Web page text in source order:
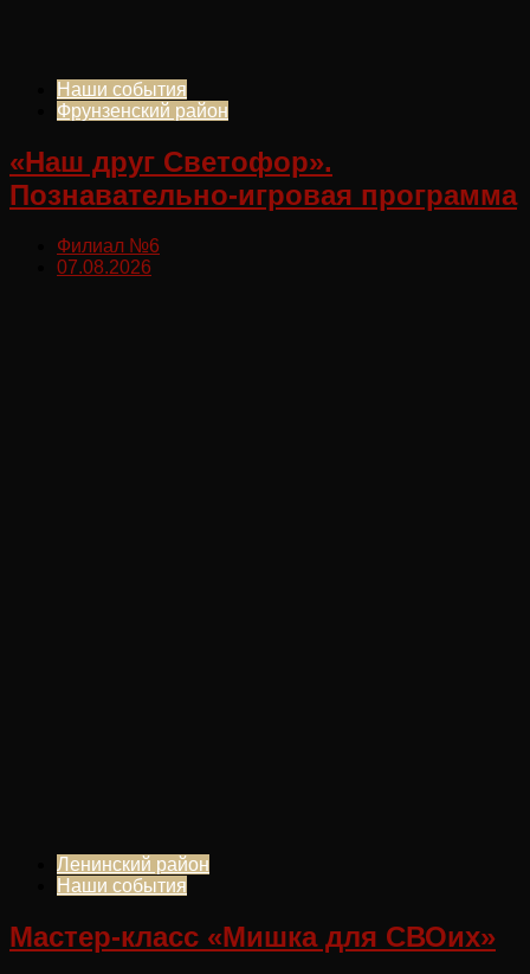
Наши события
Фрунзенский район
«Наш друг Светофор».
Познавательно-игровая программа
Филиал №6
07.08.2026
Ленинский район
Наши события
Мастер-класс «Мишка для СВОих»